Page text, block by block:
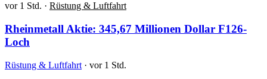
vor 1 Std. · Rüstung & Luftfahrt
Rheinmetall Aktie: 345,67 Millionen Dollar F126-
Loch
Rüstung & Luftfahrt · vor 1 Std.